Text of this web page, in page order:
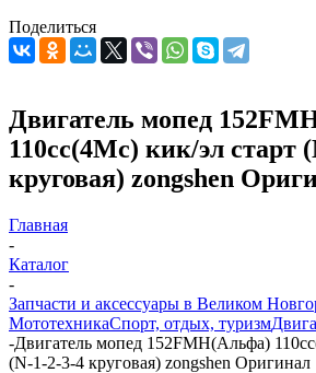
Поделиться
Двигатель мопед
110cc(4Mc) кик/эл старт
круговая) zongshen
Главная
-
Каталог
-
Запчасти и аксессуары в Великом
МототехникаСпорт, отдых, туризм
-Двигатель мопед 152FMH(Альфа)
(N-1-2-3-4 круговая) zongshen Оригинал